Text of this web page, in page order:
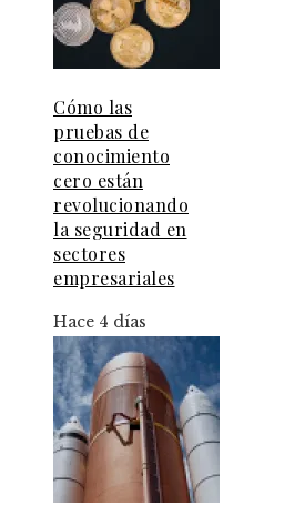
Cómo las
pruebas de
conocimiento
cero están
revolucionando
la seguridad en
sectores
empresariales
Hace 4 días